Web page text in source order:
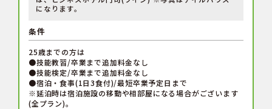
になります。
条件
25歳までの方は
●技能教習/卒業まで追加料金なし
●技能検定/卒業まで追加料金なし
●宿泊・食事(1日3食付)/最短卒業予定日まで
※延泊時は宿泊施設の移動や相部屋になる場合がございます
(全プラン)。